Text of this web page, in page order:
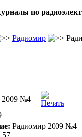
по
Радиомир
2009 №4
Радиомир 2009 №4
57